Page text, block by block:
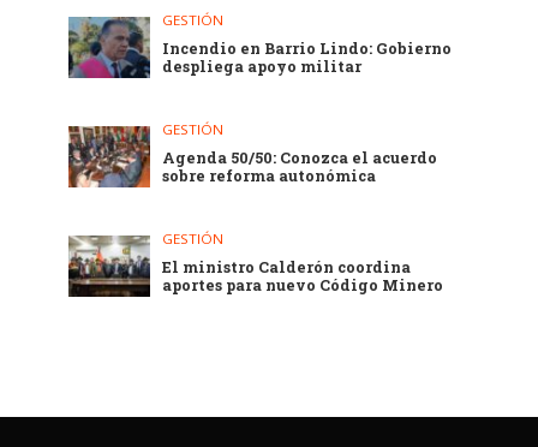
GESTIÓN
Incendio en Barrio Lindo: Gobierno
despliega apoyo militar
GESTIÓN
Agenda 50/50: Conozca el acuerdo
sobre reforma autonómica
GESTIÓN
El ministro Calderón coordina
aportes para nuevo Código Minero